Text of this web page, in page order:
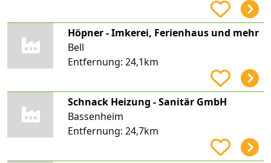
Höpner - Imkerei, Ferienhaus und mehr
Bell
Entfernung: 24,1km
Schnack Heizung - Sanitär GmbH
Bassenheim
Entfernung: 24,7km